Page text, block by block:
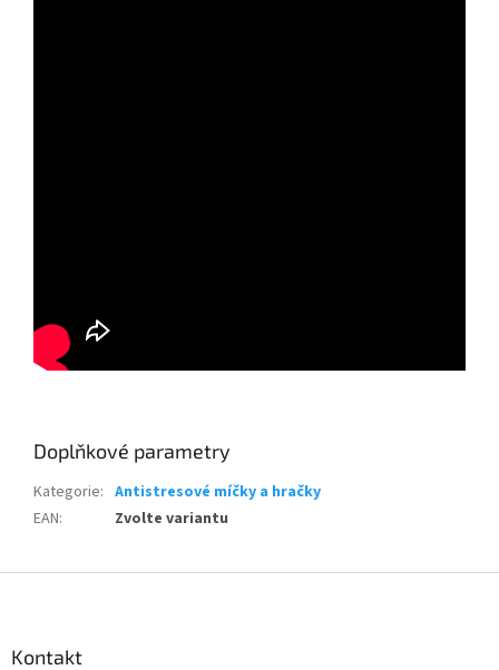
Doplňkové parametry
Kategorie: Antistresové míčky a hračky
EAN: Zvolte variantu
Kontakt